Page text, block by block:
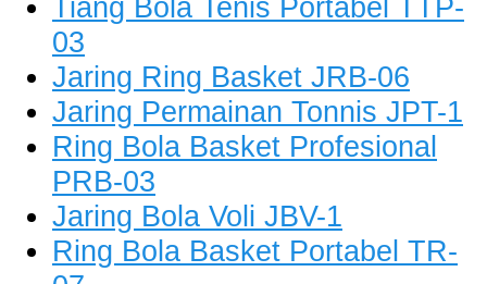
Tiang Bola Tenis Portabel TTP-
03
Jaring Ring Basket JRB-06
Jaring Permainan Tonnis JPT-1
Ring Bola Basket Profesional
PRB-03
Jaring Bola Voli JBV-1
Ring Bola Basket Portabel TR-